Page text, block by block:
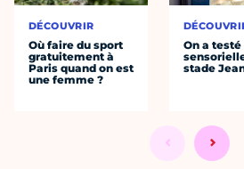
DÉCOUVRIR
Où faire du sport
gratuitement à
Paris quand on est
une femme ?
On a
stade